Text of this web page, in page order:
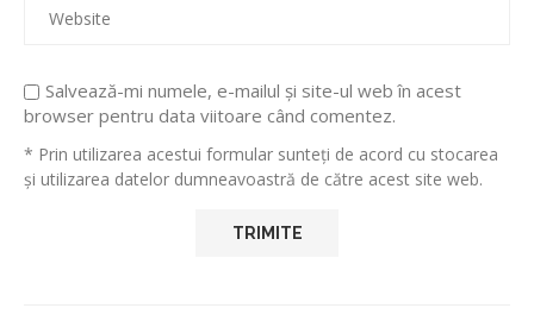
Salvează-mi numele, e-mailul și site-ul web în acest
browser pentru data viitoare când comentez.
* Prin utilizarea acestui formular sunteți de acord cu stocarea
și utilizarea datelor dumneavoastră de către acest site web.